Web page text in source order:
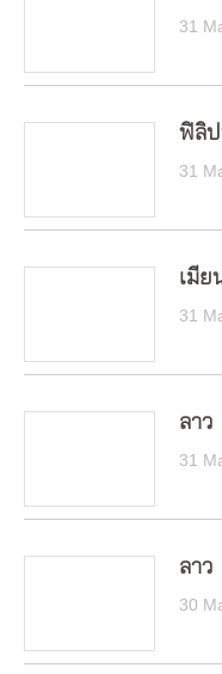
31
ฟิลิ
31
เมีย
31
ลาว
31
ลาว
30